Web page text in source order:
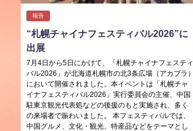
報告
“札幌チャイナフェスティバル2026”に
出展
7月4日から5日にかけて、「札幌チャイナフェスティ
バル2026」が北海道札幌市の北3条広場（アカプラ）
において開催されました。本イベントは「札幌チャ
イナフェスティバル2026」実行委員会の主催、中国
駐東京観光代表処などの後援のもと実施され、多く
の来場者で賑わいました。 本フェスティバルでは、
中国グルメ、文化・観光、特産品などをテーマとし